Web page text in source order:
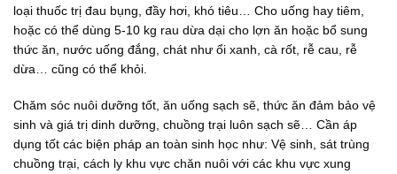
loại thuốc trị đau bụng, đầy hơi, khó tiêu… Cho uống hay tiêm,
hoặc có thể dùng 5-10 kg rau dừa dại cho lợn ăn hoặc bổ sung
thức ăn, nước uống đắng, chát như ổi xanh, cà rốt, rễ cau, rễ
dừa… cũng có thể khỏi.
Chăm sóc nuôi dưỡng tốt, ăn uống sạch sẽ, thức ăn đảm bảo vệ
sinh và giá trị dinh dưỡng, chuồng trại luôn sạch sẽ… Cần áp
dụng tốt các biện pháp an toàn sinh học như: Vệ sinh, sát trùng
chuồng trại, cách ly khu vực chăn nuôi với các khu vực xung